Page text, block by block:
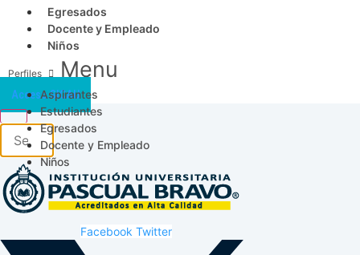
Egresados
Docente y Empleado
Niños
Menu
Aspirantes
Estudiantes
Egresados
Docente y Empleado
Niños
Acceso SICAU
Facebook Twitter